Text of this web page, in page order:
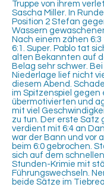
Truppe von ihrem
Sascha Miller. In
Position 2 Stefan
Wassern
Nach einem zähen
6:1. Super. Pablo tat
alten Bekannten auf
Belag sehr schwer. Bei
Niederlage lief nicht
diesem Abend.
im Spitzenspiel gegen
übermotivierten und
mit viel
zu tun. Der erste Satz
verdient mit 6:4 an
war der Bann und vor
beim 6:0 gebrochen.
sich auf dem
Stunden-Krimie mit
Führungswechseln.
beide Sätze im